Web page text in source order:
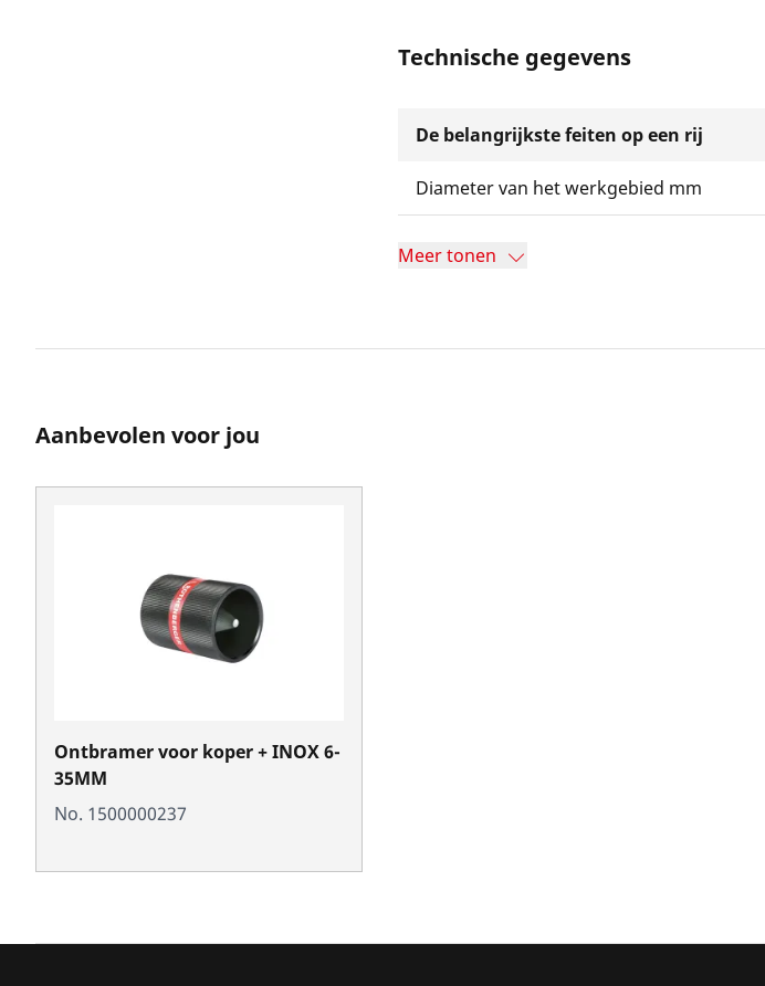
Technische gegevens
De belangrijkste feiten op een rij
Diameter van het werkgebied mm
Meer tonen
Aanbevolen voor jou
Ontbramer voor koper + INOX 6-
35MM
No. 1500000237